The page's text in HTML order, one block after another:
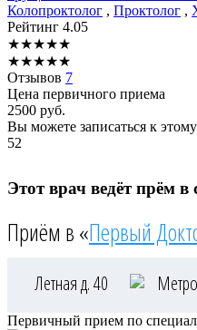
Колопроктолог , Проктолог ,
Рейтинг 4.05
★★★★★
★★★★★
Отзывов 7
Цена первичного приема
2500 руб.
Вы можете записаться к
52
Этот врач ведёт прём
Приём в «Первый
Летная д. 40
Первичный прием по